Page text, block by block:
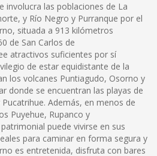
involucra las poblaciones de La
y Río Negro y Purranque por el
situada a 913 kilómetros
de San Carlos de
atractivos suficientes por sí
de estar equidistante de la
los volcanes Puntiagudo, Osorno y
donde se encuentran las playas de
Además, en menos de
Puyehue, Rupanco y
puede vivirse en sus
para caminar en forma segura y
es entretenida, disfruta con bares